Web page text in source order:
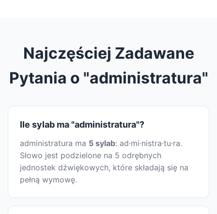
Najczęściej Zadawane
Pytania o "administratura"
Ile sylab ma "administratura"?
administratura ma 5 sylab: ad·mi·nistra·tu·ra.
Słowo jest podzielone na 5 odrębnych
jednostek dźwiękowych, które składają się na
pełną wymowę.